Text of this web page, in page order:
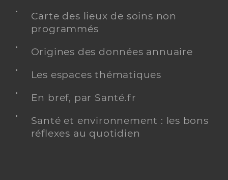
Carte des lieux de soins non
programmés
Origines des données annuaire
Les espaces thématiques
En bref, par Santé.fr
Santé et environnement : les bons
réflexes au quotidien